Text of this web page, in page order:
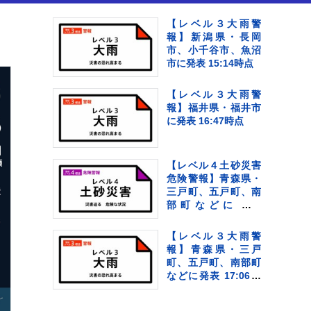
【レベル３大雨警
報】新潟県・長岡
市、小千谷市、魚沼
市に発表 15:14時点
【レベル３大雨警
報】福井県・福井市
に発表 16:47時点
【レベル４土砂災害
危険警報】青森県・
三戸町、五戸町、南
部町などに発表
【レベル３大雨警
報】青森県・三戸
町、五戸町、南部町
などに発表 17:06時